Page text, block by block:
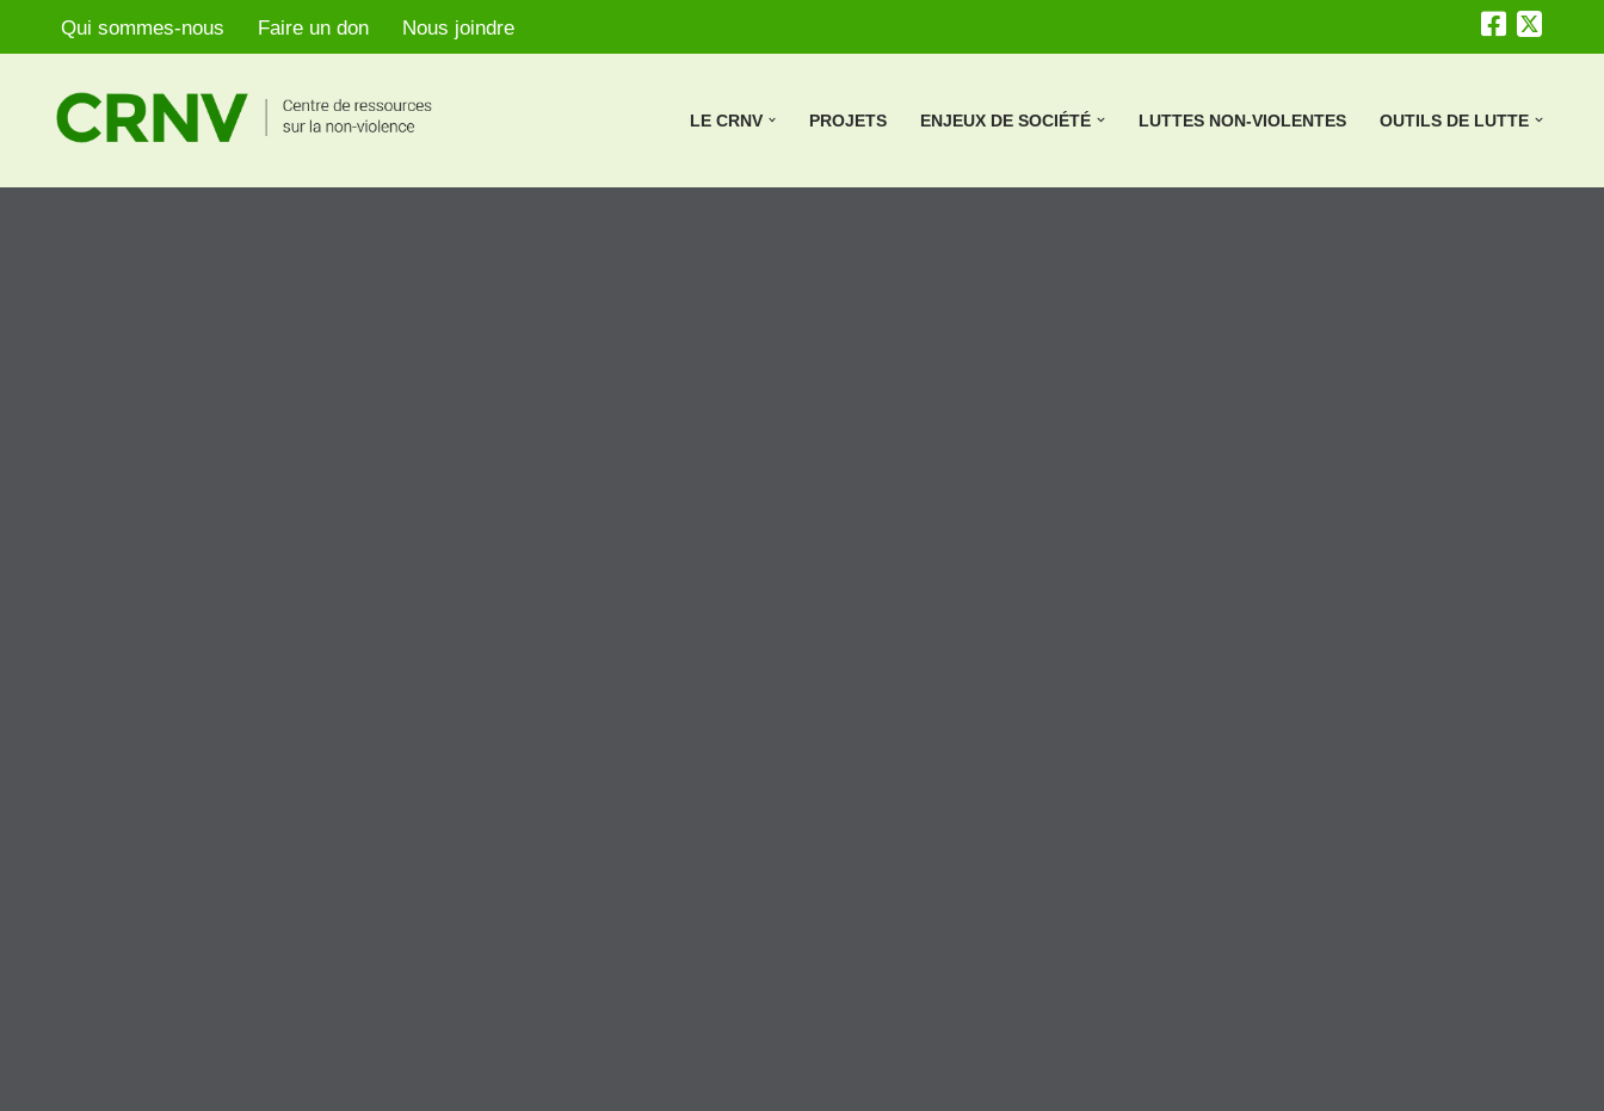
contenu
Qui sommes-nous Faire un don Nous joindre
LE CRNV PROJETS ENJEUX DE SOCIÉTÉ LUTTES NON-VIOLENTES OUTILS DE LUTTE